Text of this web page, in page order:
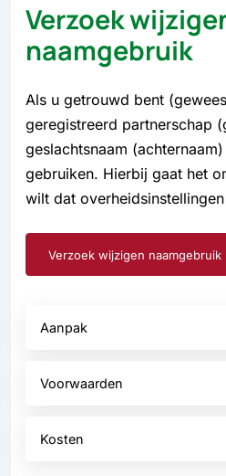
Verzoek
naamgebruik
Als u getrouwd bent
geregistreerd partnerschap
geslachtsnaam
gebruiken. Hierbij gaat het
wilt dat
Verzoek wijzigen naamgebruik
Aanpak
Voorwaarden
Kosten